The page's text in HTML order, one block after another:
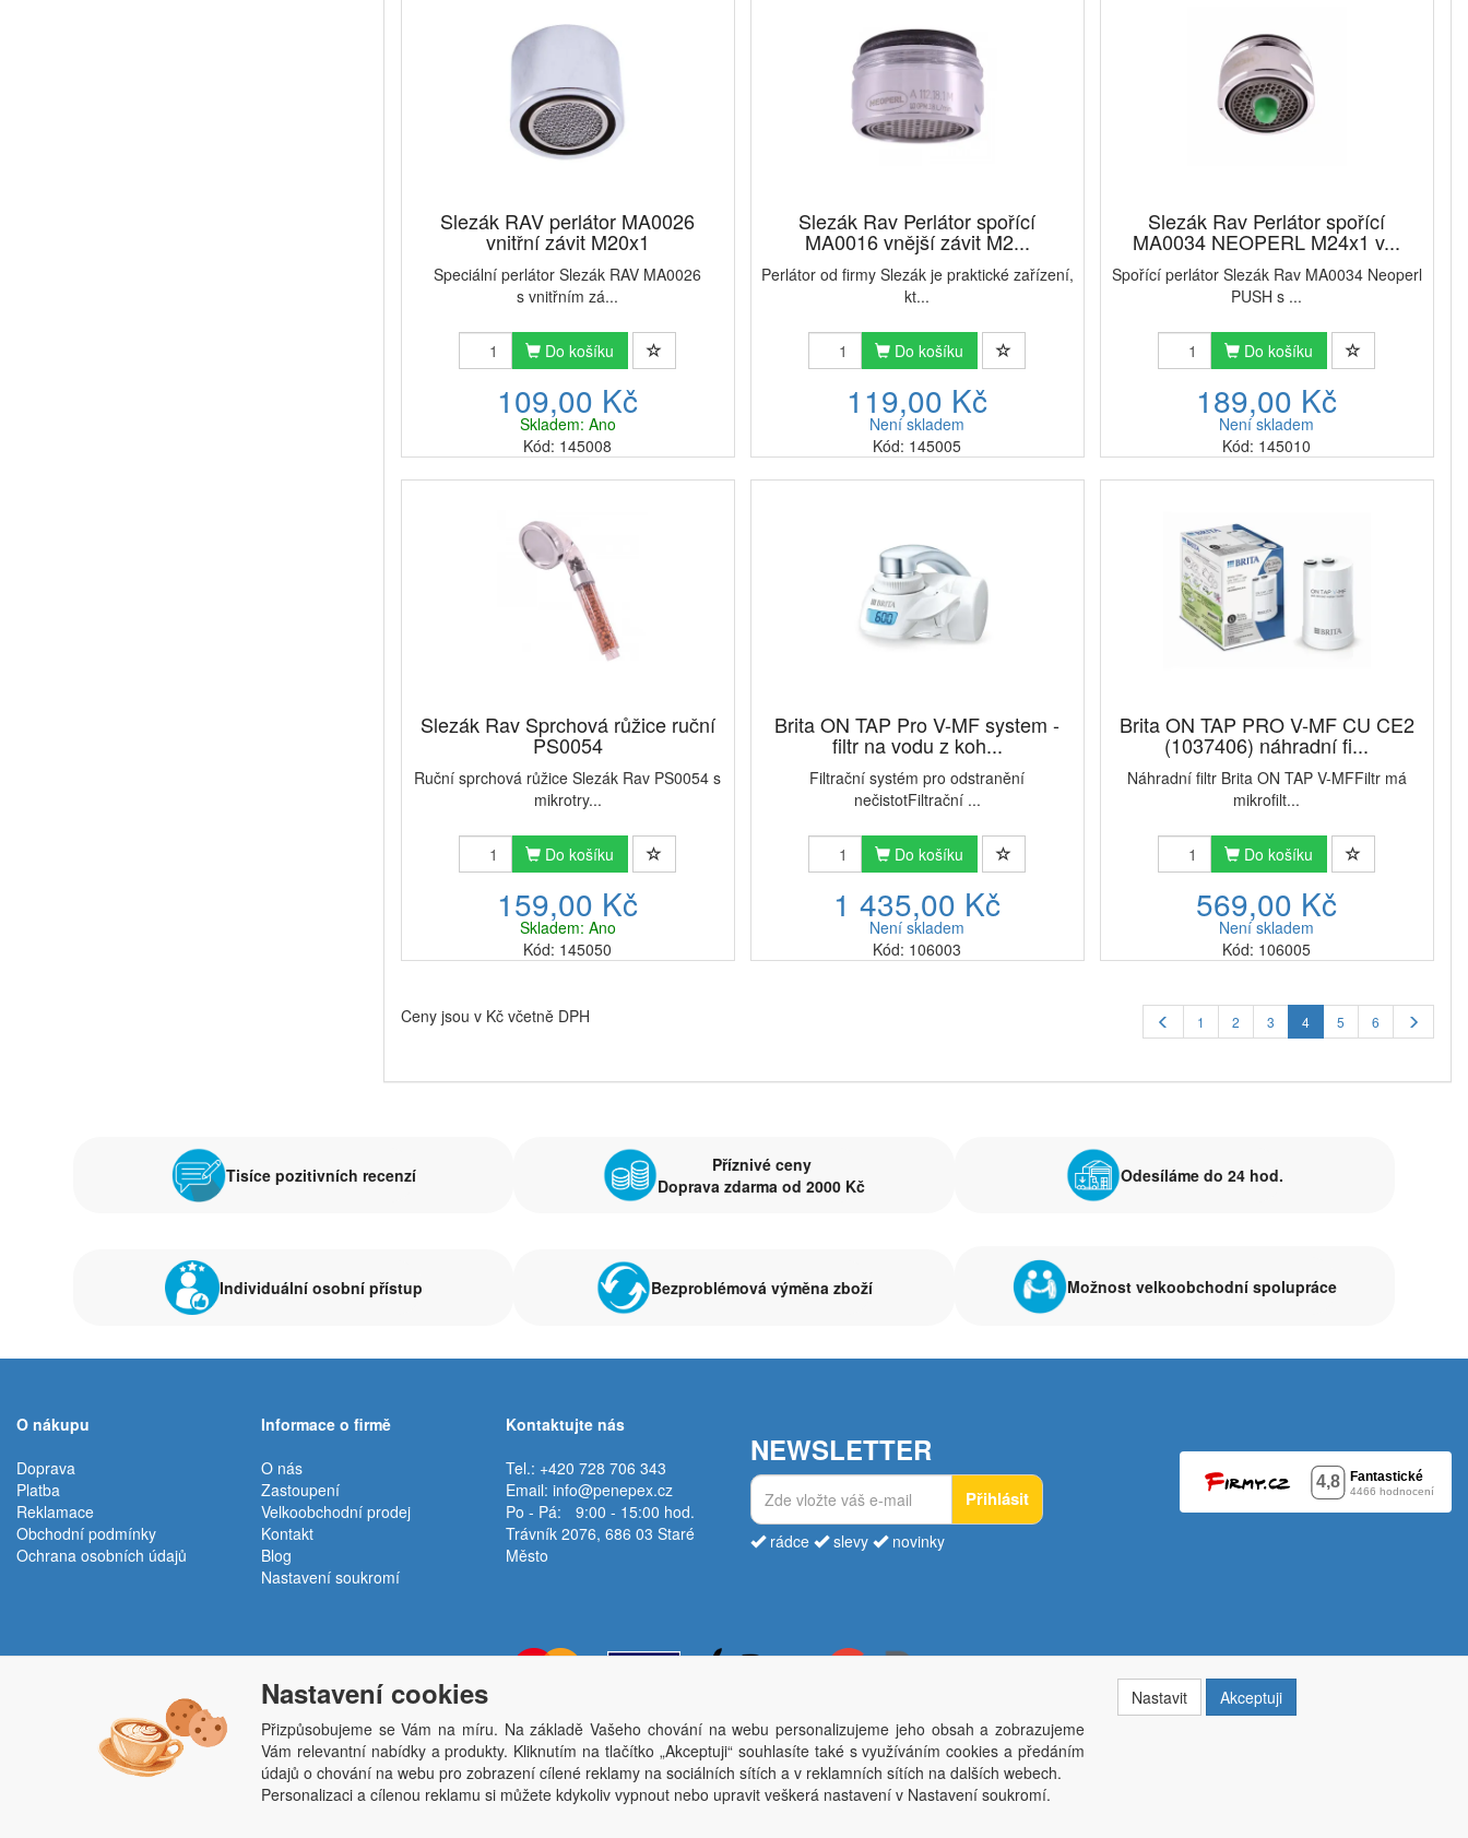
Slezák RAV perlátor MA0026
vnitřní závit M20x1
Speciální perlátor Slezák RAV MA0026
s vnitřním zá...
Do košíku
109,00 Kč
Skladem: Ano
Kód: 145008
Slezák Rav Perlátor spořící
MA0016 vnější závit M2...
Perlátor od firmy Slezák je praktické zařízení,
kt...
Do košíku
119,00 Kč
Není skladem
Kód: 145005
Slezák Rav Perlátor spořící
MA0034 NEOPERL M24x1 v...
Spořící perlátor Slezák Rav MA0034 Neoperl
PUSH s ...
Do košíku
189,00 Kč
Není skladem
Kód: 145010
Slezák Rav Sprchová růžice ruční
PS0054
Ruční sprchová růžice Slezák Rav PS0054 s
mikrotry...
Do košíku
159,00 Kč
Skladem: Ano
Kód: 145050
Brita ON TAP Pro V-MF system -
filtr na vodu z koh...
Filtrační systém pro odstranění
nečistotFiltrační ...
Do košíku
1 435,00 Kč
Není skladem
Kód: 106003
Brita ON TAP PRO V-MF CU CE2
(1037406) náhradní fi...
Náhradní filtr Brita ON TAP V-MFFiltr má
mikrofilt...
Do košíku
569,00 Kč
Není skladem
Kód: 106005
Ceny jsou v Kč včetně DPH 1 2 3 4 5 6
Tisíce pozitivních recenzí
Příznivé ceny
Doprava zdarma od 2000 Kč
Odesíláme do 24 hod.
Individuální osobní přístup Bezproblémová výměna zboží Možnost velkoobchodní spolupráce
O nákupu
Doprava
Platba
Reklamace
Obchodní podmínky
Ochrana osobních údajů
Informace o firmě
O nás
Zastoupení
Velkoobchodní prodej
Kontakt
Blog
Nastavení soukromí
Kontaktujte nás
Tel.: +420 728 706 343
Email: info@penepex.cz
Po - Pá:
9:00 - 15:00 hod.
Trávník 2076, 686 03 Staré
Město
NEWSLETTER
Přihlásit
rádce slevy novinky
Copyright © Penepex s.r.o. 2025, powered byABRA E-shop
Penepex s.r.o., Za Špicí 1798, 686 03 Staré Město; IČO: 03220923; DIČ: CZ03220923; zápis do obchodního rejstříku dne 22. 7. 2014, krajský soud v Brně oddíl C, vložka 84002
Nastavení cookies
Přizpůsobujeme se Vám na míru. Na základě Vašeho chování na webu personalizujeme jeho obsah a zobrazujeme
Vám relevantní nabídky a produkty. Kliknutím na tlačítko „Akceptuji“ souhlasíte také s využíváním cookies a předáním
údajů o chování na webu pro zobrazení cílené reklamy na sociálních sítích a v reklamních sítích na dalších webech.
Personalizaci a cílenou reklamu si můžete kdykoliv vypnout nebo upravit veškerá nastavení v Nastavení soukromí.
Nastavit Akceptuji